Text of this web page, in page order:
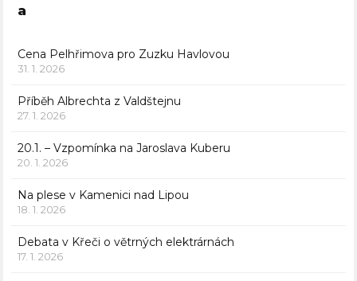
a
Cena Pelhřimova pro Zuzku Havlovou
31. 1. 2026
Příběh Albrechta z Valdštejnu
27. 1. 2026
20.1. – Vzpomínka na Jaroslava Kuberu
20. 1. 2026
Na plese v Kamenici nad Lipou
18. 1. 2026
Debata v Křeči o větrných elektrárnách
17. 1. 2026